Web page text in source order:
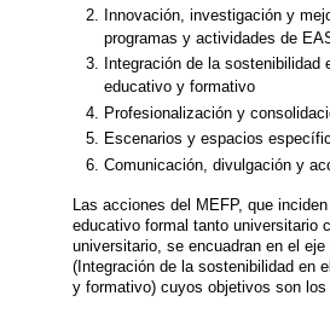
Innovación, investigación y
programas y actividades de
Integración de la sostenibilidad
educativo y formativo
Profesionalización y
Escenarios y espacios
Comunicación, divulgación y
Las acciones del MEFP, que
educativo formal tanto universitario
universitario, se encuadran en el
(Integración de la sostenibilidad en
y formativo) cuyos objetivos son los